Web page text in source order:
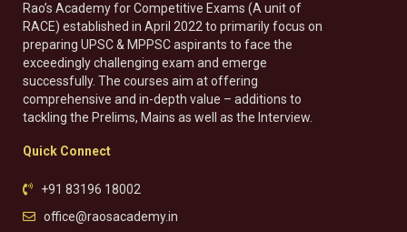
Rao’s Academy for Competitive Exams (A unit of
RACE) established in April 2022 to primarily focus on
preparing UPSC & MPPSC aspirants to face the
exceedingly challenging exam and emerge
successfully. The courses aim at offering
comprehensive and in-depth value – additions to
tackling the Prelims, Mains as well as the Interview.
Quick Connect
+91 83196 18002
office@raosacademy.in